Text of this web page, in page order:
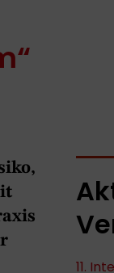
11.